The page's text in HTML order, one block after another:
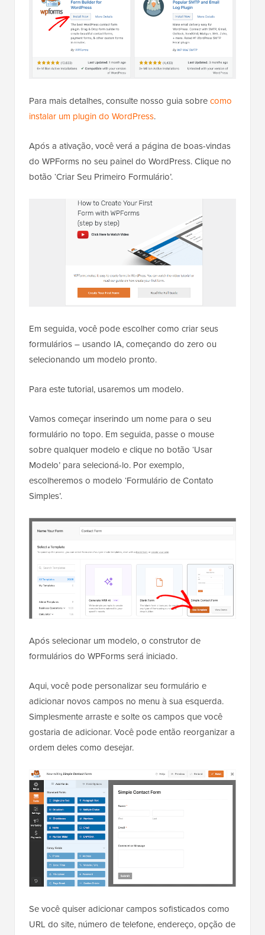
Para mais detalhes, consulte nosso guia sobrecomo
instalar um plugin do WordPress.
Após a ativação, você verá a página de boas-vindas
do WPForms no seu painel do WordPress. Clique no
botão ‘Criar Seu Primeiro Formulário’.
Em seguida, você pode escolher como criar seus
formulários – usando IA, começando do zero ou
selecionando um modelo pronto.
Para este tutorial, usaremos um modelo.
Vamos começar inserindo um nome para o seu
formulário no topo. Em seguida, passe o mouse
sobre qualquer modelo e clique no botão ‘Usar
Modelo’ para selecioná-lo. Por exemplo,
escolheremos o modelo ‘Formulário de Contato
Simples’.
Após selecionar um modelo, o construtor de
formulários do WPForms será iniciado.
Aqui, você pode personalizar seu formulário e
adicionar novos campos no menu à sua esquerda.
Simplesmente arraste e solte os campos que você
gostaria de adicionar. Você pode então reorganizar a
ordem deles como desejar.
Se você quiser adicionar campos sofisticados como
URL do site, número de telefone, endereço, opção de